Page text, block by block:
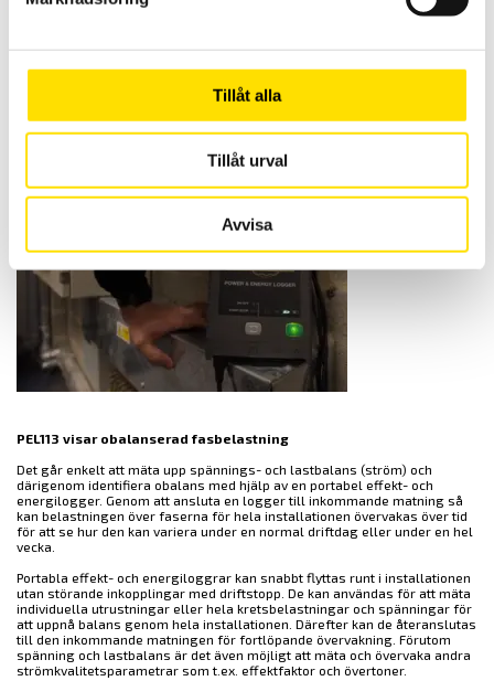
Tillåt alla
Tillåt urval
Avvisa
busskondensatorer är en reducerad livslängd ett vanligt resultat orsakat
fungerar också med reducerad effektivitet med spänningsobalanser på
matningen. Det skapar oönskat rippel på DC-sidan och bidrar i många fall
därför ökade harmoniska strömmar på matningen.
PEL113 visar obalanserad fasbelastning
Det går enkelt att mäta upp spännings- och lastbalans (ström) och
därigenom identifiera obalans med hjälp av en portabel effekt- och
energilogger. Genom att ansluta en logger till inkommande matning så
kan belastningen över faserna för hela installationen övervakas över tid
för att se hur den kan variera under en normal driftdag eller under en hel
vecka.
Portabla effekt- och energiloggrar kan snabbt flyttas runt i installationen
utan störande inkopplingar med driftstopp. De kan användas för att mäta
individuella utrustningar eller hela kretsbelastningar och spänningar för
att uppnå balans genom hela installationen. Därefter kan de återanslutas
till den inkommande matningen för fortlöpande övervakning. Förutom
spänning och lastbalans är det även möjligt att mäta och övervaka andra
strömkvalitetsparametrar som t.ex. effektfaktor och övertoner.